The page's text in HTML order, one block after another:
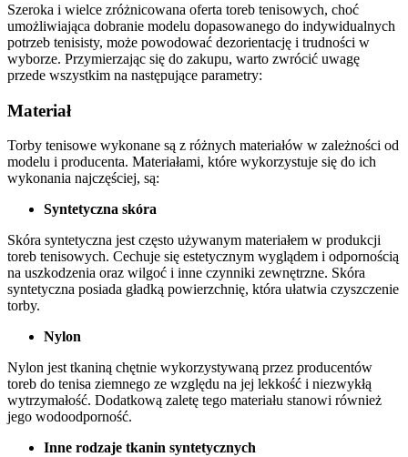
Szeroka i wielce zróżnicowana oferta toreb tenisowych, choć
umożliwiająca dobranie modelu dopasowanego do indywidualnych
potrzeb tenisisty, może powodować dezorientację i trudności w
wyborze. Przymierzając się do zakupu, warto zwrócić uwagę
przede wszystkim na następujące parametry:
Materiał
Torby tenisowe wykonane są z różnych materiałów w zależności od
modelu i producenta. Materiałami, które wykorzystuje się do ich
wykonania najczęściej, są:
Syntetyczna skóra
Skóra syntetyczna jest często używanym materiałem w produkcji
toreb tenisowych. Cechuje się estetycznym wyglądem i odpornością
na uszkodzenia oraz wilgoć i inne czynniki zewnętrzne. Skóra
syntetyczna posiada gładką powierzchnię, która ułatwia czyszczenie
torby.
Nylon
Nylon jest tkaniną chętnie wykorzystywaną przez producentów
toreb do tenisa ziemnego ze względu na jej lekkość i niezwykłą
wytrzymałość. Dodatkową zaletę tego materiału stanowi również
jego wodoodporność.
Inne rodzaje tkanin syntetycznych